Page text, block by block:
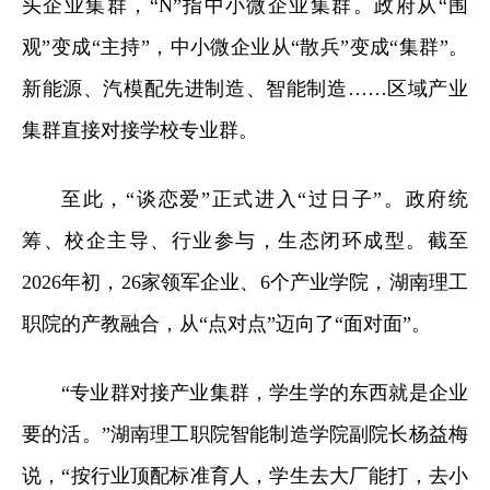
头企业集群，“N”指中小微企业集群。政府从“围
观”变成“主持”，中小微企业从“散兵”变成“集群”。
新能源、汽模配先进制造、智能制造……区域产业
集群直接对接学校专业群。
至此，“谈恋爱”正式进入“过日子”。政府统
筹、校企主导、行业参与，生态闭环成型。截至
2026年初，26家领军企业、6个产业学院，湖南理工
职院的产教融合，从“点对点”迈向了“面对面”。
“专业群对接产业集群，学生学的东西就是企业
要的活。”湖南理工职院智能制造学院副院长杨益梅
说，“按行业顶配标准育人，学生去大厂能打，去小